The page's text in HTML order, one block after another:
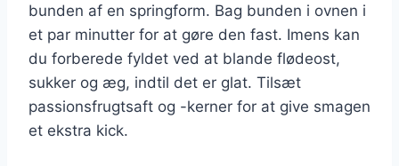
bunden af en springform. Bag bunden i ovnen i
et par minutter for at gøre den fast. Imens kan
du forberede fyldet ved at blande flødeost,
sukker og æg, indtil det er glat. Tilsæt
passionsfrugtsaft og -kerner for at give smagen
et ekstra kick.